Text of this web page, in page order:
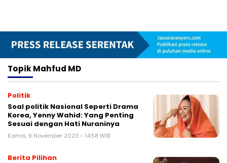
TopikMahfud MD
Politik
Soal politik Nasional Seperti Drama
Korea, Yenny Wahid: Yang Penting
Sesuai dengan Hati Nuraninya
Kamis, 9 November 2023 - 14:58 WIB
Berita Pilihan